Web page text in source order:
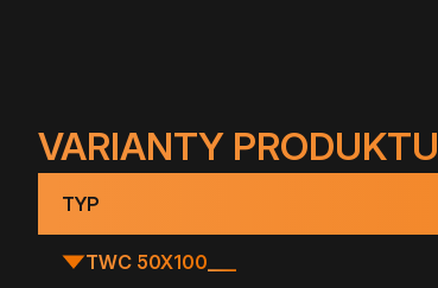
VARIANTY PRODUKTU
TYP
TWC 50X100